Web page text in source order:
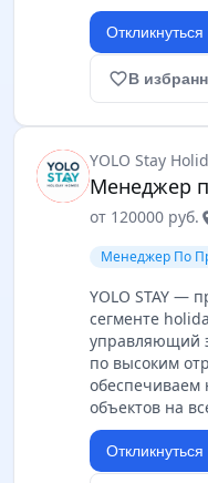
Откликнуться
favorite_borderВ
YOLO Stay
Менеджер
от 120000 руб.
Менеджер По
YOLO STAY —
сегменте
управляющий
по высоким
обеспечиваем
объектов на
Откликнуться